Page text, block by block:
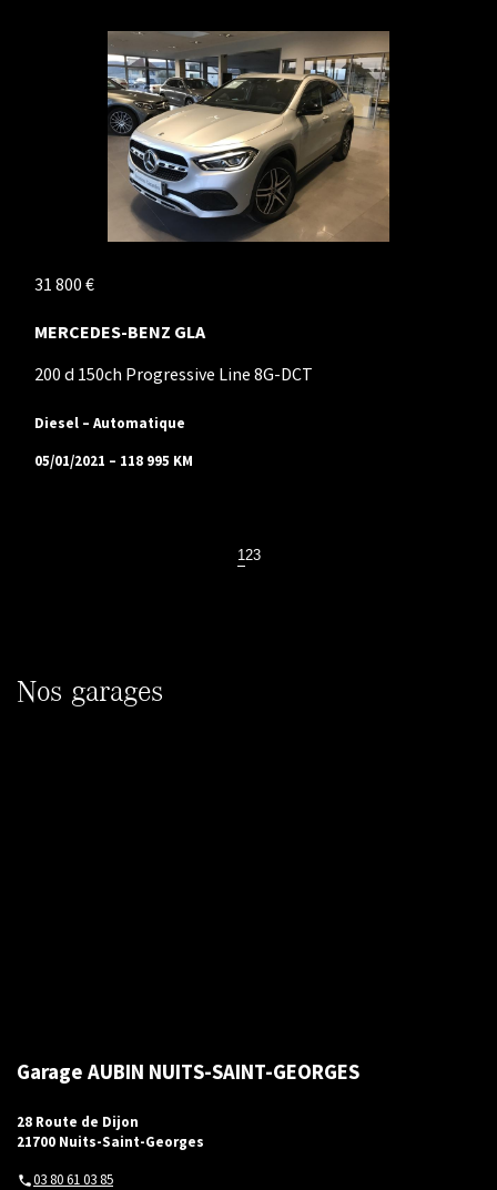
31 800 €
MERCEDES-BENZ GLA
200 d 150ch Progressive Line 8G-DCT
Diesel – Automatique
05/01/2021 – 118 995 KM
123
Nos garages
Garage AUBIN NUITS-SAINT-GEORGES
28 Route de Dijon
21700 Nuits-Saint-Georges
03 80 61 03 85